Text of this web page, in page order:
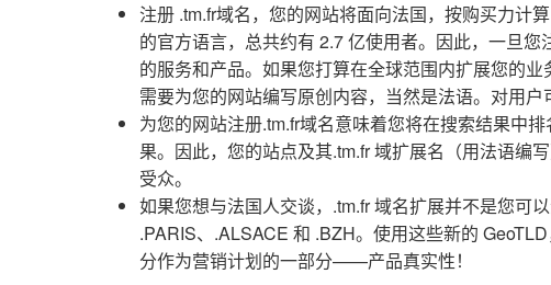
注册 .tm.fr域名，您的网站将面向法国，按购买力计
的官方语言，总共约有 2.7 亿使用者。因此，一旦
的服务和产品。如果您打算在全球范围内扩展您的
需要为您的网站编写原创内容，当然是法语。对用户
为您的网站注册.tm.fr域名意味着您将在搜索结果中
果。因此，您的站点及其.tm.fr 域扩展名（用法语编
受众。
如果您想与法国人交谈，.tm.fr 域名扩展并不是您可
.PARIS、.ALSACE 和 .BZH。使用这些新的
分作为营销计划的一部分——产品真实性！